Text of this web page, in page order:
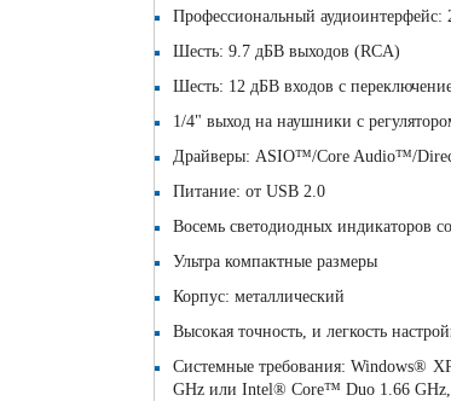
Профессиональный аудиоинтерфейс:
Шесть: 9.7 дБВ выходов (RCA)
Шесть: 12 дБВ входов с
1/4" выход на наушники с
Драйверы: ASIO™/Core Audio™/
Питание: от USB 2.0
Восемь светодиодных индикаторов
Ультра компактные размеры
Корпус: металлический
Высокая точность, и легкость
Системные требования: Windows®
GHz или Intel® Core™ Duo 1.66